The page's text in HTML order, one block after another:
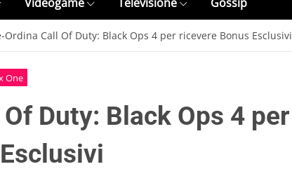
Ordina Call Of Duty: Black Ops 4 per ricevere Bonus Esclusivi
One
Duty: Black Ops 4 per